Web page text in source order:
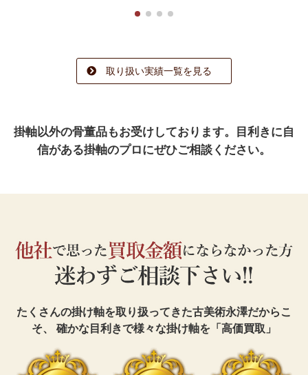
取り扱い実績一覧を見る
掛軸以外の骨董品もお受けしております。
目利きに自
信がある掛軸のプロにぜひご相談ください。
たくさんの掛け軸を取り扱ってきた古美術永澤だからこ
そ、 確かな目利きで様々な掛け軸を「高価買取」